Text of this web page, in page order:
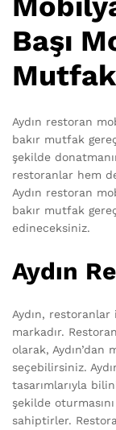
Başı
Aydın restoran
bakır mutfak
şekilde
restoranlar hem
Aydın restoran
bakır mutfak
edineceksiniz.
Aydın
Aydın,
markadır.
olarak, Aydın’dan
seçebilirsiniz.
tasarımlarıyla
şekilde
sahiptirler.